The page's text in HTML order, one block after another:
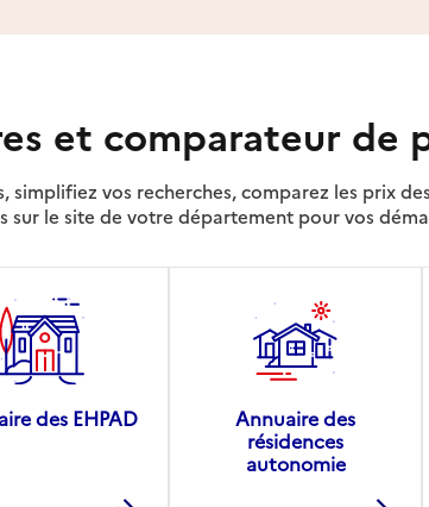
et comparateur de
simplifiez vos recherches, comparez les prix
sur le site de votre département pour vos
des EHPAD
Annuaire des
résidences
autonomie